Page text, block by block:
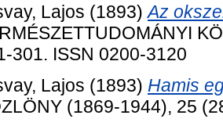
Lajos (1893)Az
301. ISSN 0200-3120
Lajos (1893) Hamis
(1869-1944), 25